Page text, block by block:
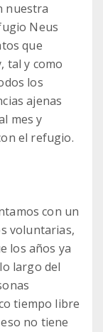
nuestra
Neus
que
tal y como
los
ajenas
mes y
el refugio.
con un
voluntarias,
los años ya
largo del
tiempo libre
no tiene